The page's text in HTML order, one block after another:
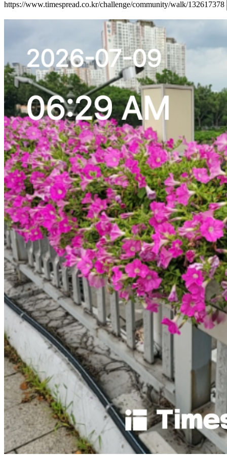
https://www.timespread.co.kr/challenge/community/walk/132617378